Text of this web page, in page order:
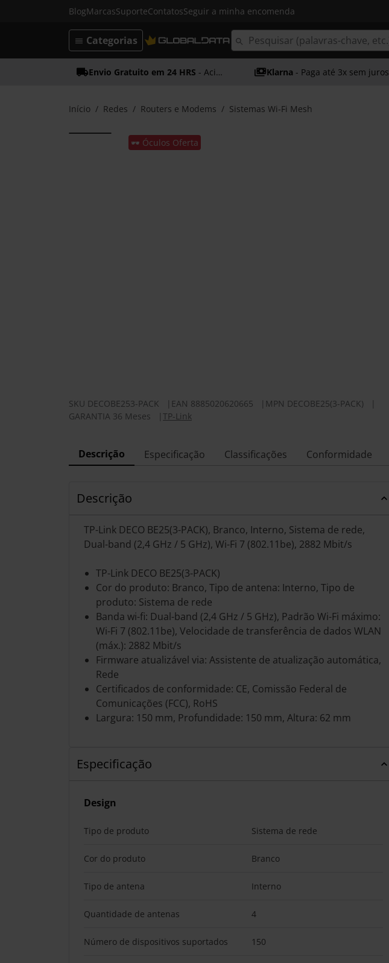
BlogMarcasSuporteContatosSeguir a minha encomenda
Categorias
Envio Gratuito em 24 HRS - Acima dos 50€ Klarna - Paga até 3x sem juros
Início Redes Routers e Modems Sistemas Wi-Fi Mesh
🕶️ Óculos Oferta
SKU DECOBE253-PACK EAN 8885020620665 MPN DECOBE25(3-PACK)
GARANTIA 36 Meses
TP-Link
Descrição Especificação Classificações Conformidade
Descrição
TP-Link DECO BE25(3-PACK), Branco, Interno, Sistema de rede,
Dual-band (2,4 GHz / 5 GHz), Wi-Fi 7 (802.11be), 2882 Mbit/s
TP-Link DECO BE25(3-PACK)
Cor do produto: Branco, Tipo de antena: Interno, Tipo de
produto: Sistema de rede
Banda wi-fi: Dual-band (2,4 GHz / 5 GHz), Padrão Wi-Fi máximo:
Wi-Fi 7 (802.11be), Velocidade de transferência de dados WLAN
(máx.): 2882 Mbit/s
Firmware atualizável via: Assistente de atualização automática,
Rede
Certificados de conformidade: CE, Comissão Federal de
Comunicações (FCC), RoHS
Largura: 150 mm, Profundidade: 150 mm, Altura: 62 mm
Especificação
Design
Tipo de produto Sistema de rede
Cor do produto Branco
Tipo de antena Interno
Quantidade de antenas 4
Número de dispositivos suportados 150